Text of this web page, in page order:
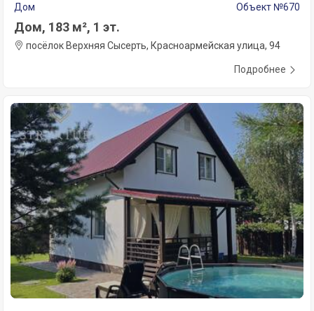
Дом Объект №670
Дом, 183 м², 1 эт.
посёлок Верхняя Сысерть, Красноармейская улица, 94
Подробнее